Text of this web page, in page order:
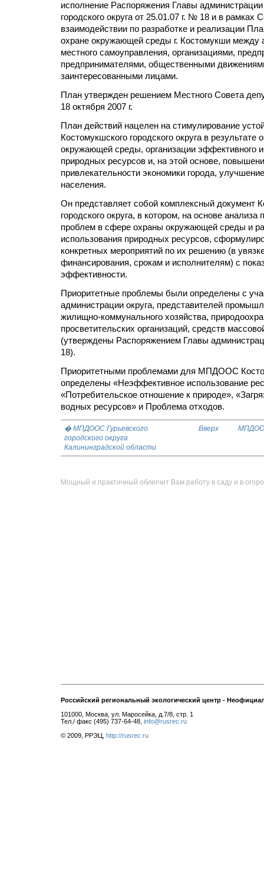
исполнение Распоряжения Главы
городского округа от 25.01.07 г. № 18 и в рамках
взаимодействии по разработке и реализации
охране окружающей среды г. Костомукши между
местного самоуправления, организациями,
предпринимателями, общественными
заинтересованными лицами.
План утвержден решением Местного Совета
18 октября 2007 г.
План действий нацелен на стимулирование
Костомукшского городского округа в результате
окружающей среды, организации эффективного
природных ресурсов и, на этой основе,
привлекательности экономики города,
населения.
Он представляет собой комплексный документ
городского округа, в котором, на основе анализа
проблем в сфере охраны окружающей среды и
использования природных ресурсов,
конкретных мероприятий по их решению (в
финансирования, срокам и исполнителям) с
эффективности.
Приоритетные проблемы были определены с
администрации округа, представителей
жилищно-коммунального хозяйства,
просветительских организаций, средств
(утверждены Распоряжением Главы
18).
Приоритетными проблемами для МПДООС
определены «Неэффективное использование
«Потребительское отношение к природе»,
водных ресурсов» и Проблема отходов.
� МПДООС Гурьевского
городского округа
Калининградской области
Вверх
Мощный и практичный облегчит Вам работу в саду и в
Российский региональный экологический центр -
101000, Москва, ул. Маросейка, д.7/8, стр. 1
Тел./ факс (495) 737-64-48, info@rusrec.ru
© 2009, РРЭЦ, http://rusrec.ru